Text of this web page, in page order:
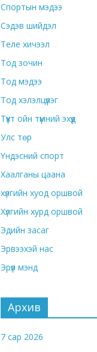
Спортын мэдээ
Сэдэв шийдэл
Теле хичээл
Тод зочин
Тод мэдээ
Тод хэлэлцүүлэг
Түүхт ойн түмний эхүүд
Улс төр
Үндэсний спорт
Хаалганы цаана
хүлгийн хуод оршвой
Хүлгийн хурд оршвой
Эдийн засаг
Эрвээхэй нас
Эрүүл мэнд
Архив
7 сар 2026